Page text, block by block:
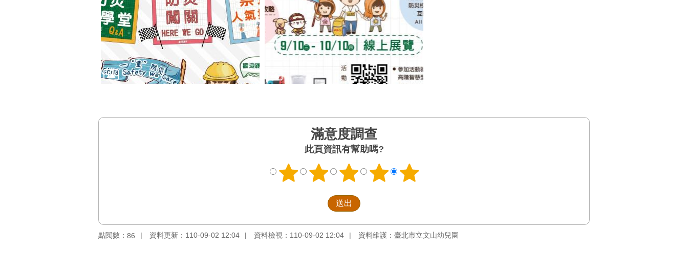
滿意度調查
此頁資訊有幫助嗎?
點閱數： 86 資料更新：110-09-02 12:04 資料檢視：110-09-02 12:04 資料維護：臺北市立文山幼兒園